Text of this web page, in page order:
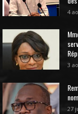
4
3
27